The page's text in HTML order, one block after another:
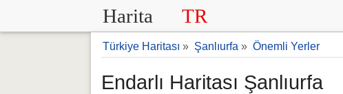
Harita TR
Türkiye Haritası » Şanlıurfa » Önemli Yerler
Endarlı Haritası Şanlıurfa